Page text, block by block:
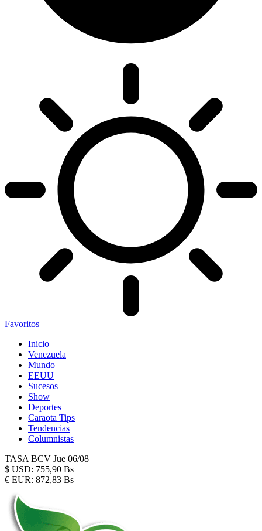
Favoritos
Inicio
Venezuela
Mundo
EEUU
Sucesos
Show
Deportes
Caraota Tips
Tendencias
Columnistas
TASA BCV Jue 06/08
$ USD: 755,90 Bs
€ EUR: 872,83 Bs